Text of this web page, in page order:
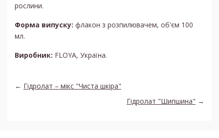
рослини.
Форма випуску: флакон з розпилювачем, об'єм 100
мл.
Виробник: FLOYA, Україна.
← Гідролат – мікс "Чиста шкіра"
Гідролат "Шипшина" →